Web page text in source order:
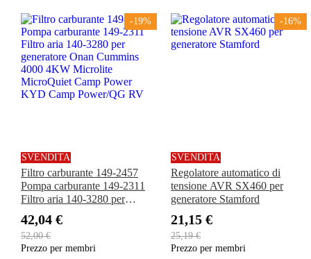
-19%
SVENDITA
Filtro carburante 149-2457
Pompa carburante 149-2311
Filtro aria 140-3280 per
4000 4KW Microlite
MicroQuiet Camp Power
KYD Camp Power/QG RV
42,04 €
52,00 €
Prezzo per membri
-16%
SVENDITA
Regolatore automatico di
tensione AVR SX460 per
generatore Stamford
21,15 €
25,19 €
Prezzo per membri